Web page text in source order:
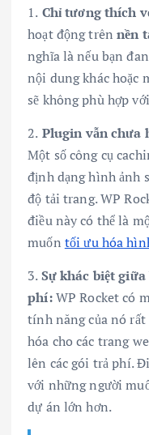
1. Chỉ tương thích
hoạt động trênnền
nghĩa là nếu bạn
nội dung khác hoặc
sẽ không phù hợp
2. Plugin vẫn chưa
Một số công cụ
định dạng hình ảnh
độ tải trang. WP
điều này có thể là
muốn tối ưu hóa
3.Sự khác biệt
phí:WP Rocket có
tính năng của nó rất
hóa cho các trang
lên các gói trả phí.
với những người
dự án lớn hơn.